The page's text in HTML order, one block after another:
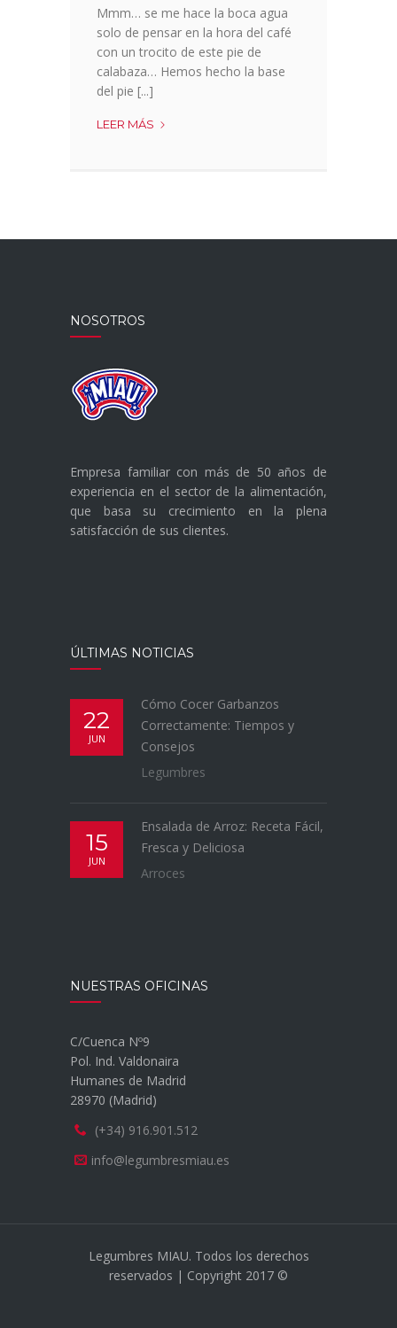
Mmm… se me hace la boca agua
solo de pensar en la hora del café
con un trocito de este pie de
calabaza… Hemos hecho la base
del pie [...]
LEER MÁS
NOSOTROS
Empresa familiar con más de 50 años de
experiencia en el sector de la alimentación,
que basa su crecimiento en la plena
satisfacción de sus clientes.
ÚLTIMAS NOTICIAS
22
JUN
Cómo Cocer Garbanzos
Correctamente: Tiempos y
Consejos
Legumbres
15
JUN
Ensalada de Arroz: Receta Fácil,
Fresca y Deliciosa
Arroces
NUESTRAS OFICINAS
C/Cuenca Nº9
Pol. Ind. Valdonaira
Humanes de Madrid
28970 (Madrid)
(+34) 916.901.512
info@legumbresmiau.es
Legumbres MIAU. Todos los derechos
reservados | Copyright 2017 ©